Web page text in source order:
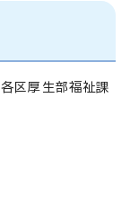
区厚生部福祉課